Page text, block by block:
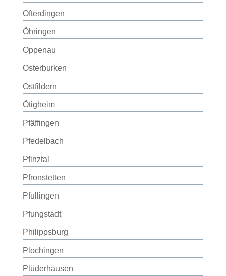
Ofterdingen
Öhringen
Oppenau
Osterburken
Ostfildern
Ötigheim
Pfäffingen
Pfedelbach
Pfinztal
Pfronstetten
Pfullingen
Pfungstadt
Philippsburg
Plochingen
Plüderhausen